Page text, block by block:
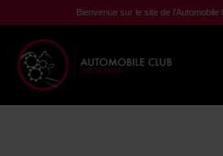
au
contenu
Bienvenue sur le site de l'Automobile